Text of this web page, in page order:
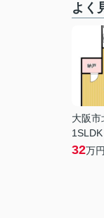
よく
大阪市
32万円